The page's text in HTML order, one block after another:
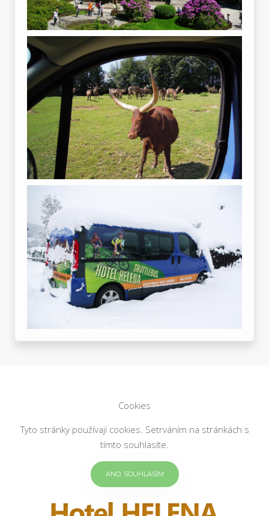
Cookies
Tyto stránky používají cookies. Setrváním na stránkách s
tímto souhlasíte.
ANO, SOUHLASÍM